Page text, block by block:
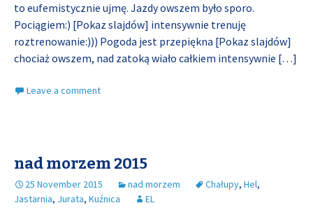
to eufemistycznie ujmę. Jazdy owszem było sporo.
Pociągiem:) [Pokaz slajdów] intensywnie trenuję
roztrenowanie:))) Pogoda jest przepiękna [Pokaz slajdów]
chociaż owszem, nad zatoką wiało całkiem intensywnie […]
Leave a comment
nad morzem 2015
25 November 2015 nad morzem Chałupy, Hel,
Jastarnia, Jurata, Kuźnica EL